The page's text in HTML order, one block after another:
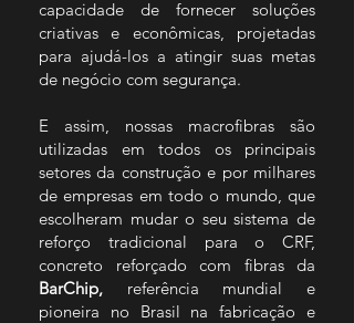
capacidade de fornecer soluções
criativas e econômicas, projetadas
para ajudá-los a atingir suas metas
de negócio com segurança.
E assim, nossas macrofibras são
utilizadas em todos os principais
setores da construção e por milhares
de empresas em todo o mundo, que
escolheram mudar o seu sistema de
reforço tradicional para o CRF,
concreto reforçado com fibras da
BarChip, referência mundial e
pioneira no Brasil na fabricação e